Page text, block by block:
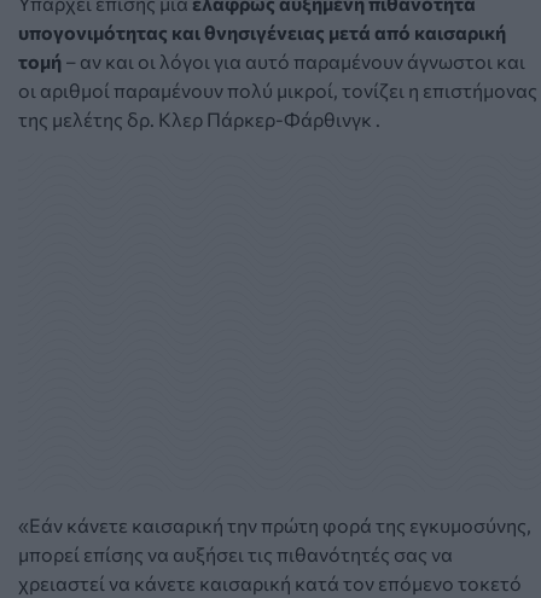
υπογονιμότητας και θνησιγένειας μετά από καισαρική
τομή – αν και οι λόγοι για αυτό παραμένουν άγνωστοι και
οι αριθμοί παραμένουν πολύ μικροί, τονίζει η επιστήμονας
της μελέτης δρ. Κλερ Πάρκερ-Φάρθινγκ .
«Εάν κάνετε καισαρική την πρώτη φορά της εγκυμοσύνης,
μπορεί επίσης να αυξήσει τις πιθανότητές σας να
χρειαστεί να κάνετε καισαρική κατά τον επόμενο τοκετό